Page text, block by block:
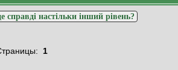
справді настільки інший рівень?
1